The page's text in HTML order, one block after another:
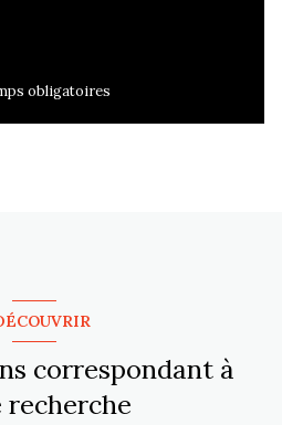
obligatoires
correspondant à